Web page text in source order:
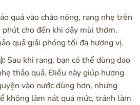
quả vào chảo nóng, rang nhẹ trên
cho đến khi dậy mùi thơm.
quả giải phóng tối đa hương vị.
Sau khi rang, bạn có thể dùng dao
thảo quả. Điều này giúp hương
vào nước dùng hơn, nhưng
không làm nát quá mức, tránh làm